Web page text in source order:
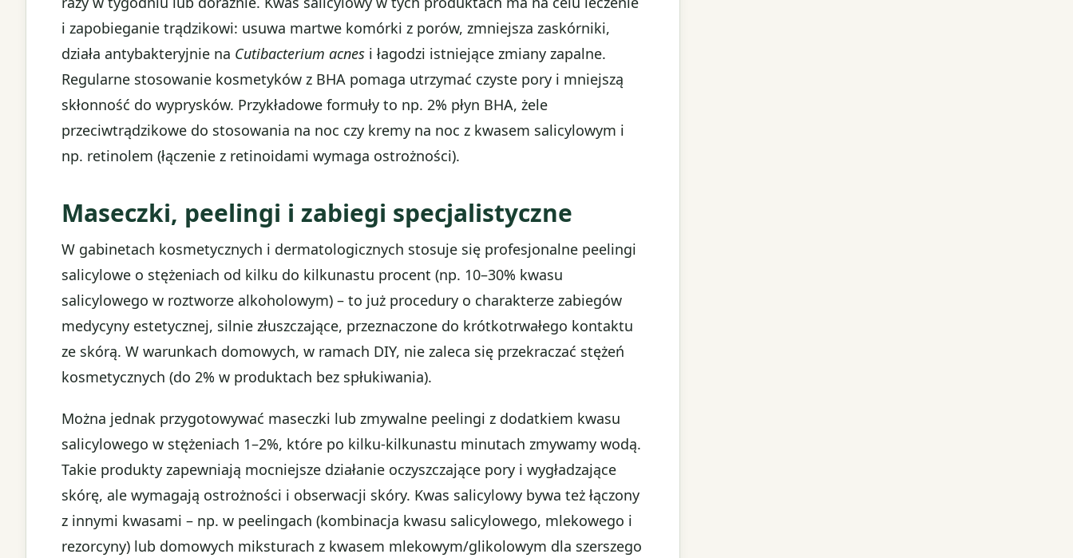
i zapobieganie trądzikowi: usuwa martwe komórki z porów, zmniejsza zaskórniki,
działa antybakteryjnie na Cutibacterium acnes i łagodzi istniejące zmiany zapalne.
Regularne stosowanie kosmetyków z BHA pomaga utrzymać czyste pory i mniejszą
skłonność do wyprysków. Przykładowe formuły to np. 2% płyn BHA, żele
przeciwtrądzikowe do stosowania na noc czy kremy na noc z kwasem salicylowym i
np. retinolem (łączenie z retinoidami wymaga ostrożności).
Maseczki, peelingi i zabiegi specjalistyczne
W gabinetach kosmetycznych i dermatologicznych stosuje się profesjonalne peelingi
salicylowe o stężeniach od kilku do kilkunastu procent (np. 10–30% kwasu
salicylowego w roztworze alkoholowym) – to już procedury o charakterze zabiegów
medycyny estetycznej, silnie złuszczające, przeznaczone do krótkotrwałego kontaktu
ze skórą. W warunkach domowych, w ramach DIY, nie zaleca się przekraczać stężeń
kosmetycznych (do 2% w produktach bez spłukiwania).
Można jednak przygotowywać maseczki lub zmywalne peelingi z dodatkiem kwasu
salicylowego w stężeniach 1–2%, które po kilku-kilkunastu minutach zmywamy wodą.
Takie produkty zapewniają mocniejsze działanie oczyszczające pory i wygładzające
skórę, ale wymagają ostrożności i obserwacji skóry. Kwas salicylowy bywa też łączony
z innymi kwasami – np. w peelingach (kombinacja kwasu salicylowego, mlekowego i
rezorcyny) lub domowych miksturach z kwasem mlekowym/glikolowym dla szerszego